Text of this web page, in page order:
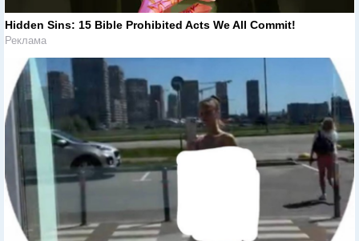
Hidden Sins: 15 Bible Prohibited Acts We All Commit!
Реклама